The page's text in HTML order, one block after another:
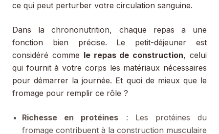
ce qui peut perturber votre circulation sanguine.
Dans la chrononutrition, chaque repas a une
fonction bien précise. Le petit-déjeuner est
considéré comme le repas de construction, celui
qui fournit à votre corps les matériaux nécessaires
pour démarrer la journée. Et quoi de mieux que le
fromage pour remplir ce rôle ?
Richesse en protéines : Les protéines du
fromage contribuent à la construction musculaire